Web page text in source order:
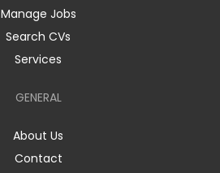
Manage Jobs
Search CVs
Services
GENERAL
About Us
Contact